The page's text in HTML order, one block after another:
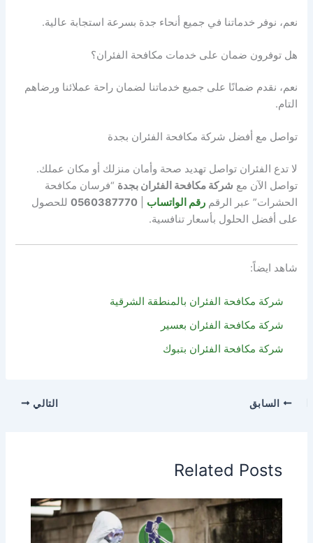
نعم، نوفر خدماتنا في جميع أنحاء جدة بسرعة استجابة عالية.
هل توفرون ضمان على خدمات مكافحة الفئران؟
نعم، نقدم ضمانًا على جميع خدماتنا لضمان راحة عملائنا ورضاهم
التام.
تواصل مع أفضل شركة مكافحة الفئران بجدة
لا تدع الفئران تواصل تهديد صحة وأمان منزلك أو مكان عملك.
تواصل الآن مع شركة مكافحة الفئران بجدة “فرسان مكافحة
الحشرات” عبر الرقمرقم الواتساب |
0560387770 للحصول
على أفضل الحلول بأسعار تنافسية.
شاهد ايضاً:
شركة مكافحة الفئران بالمنطقة الشرقية
شركة مكافحة الفئران بعسير
شركة مكافحة الفئران بتبوك
السابق التالي
Related Posts